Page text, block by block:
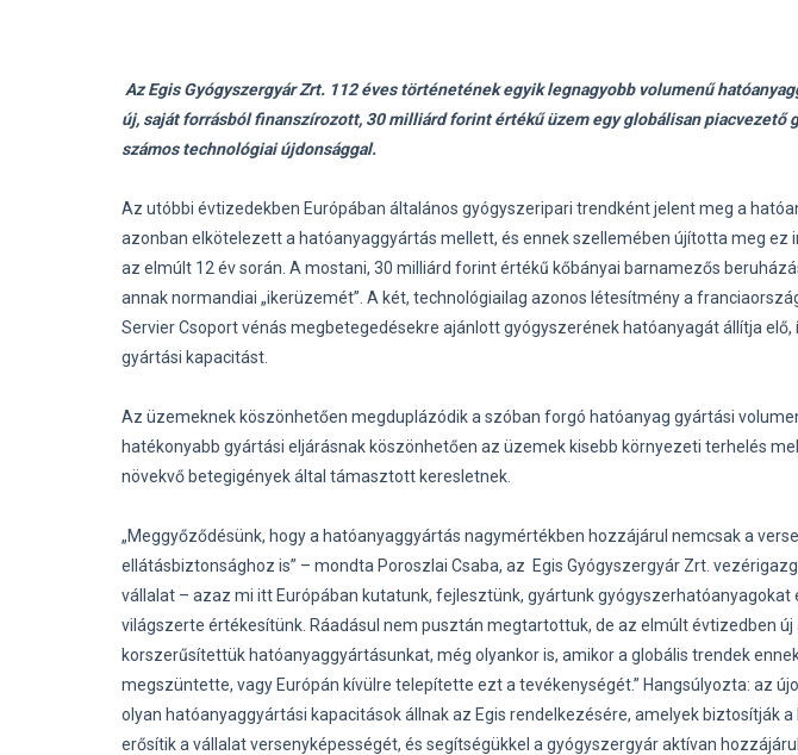
Az Egis Gyógyszergyár Zrt. 112 éves történetének egyik legnagyobb volumenű
új, saját forrásbólfinanszírozott, 30 milliárd forint értékű üzem egy globálisan piacvezető
számos technológiai újdonsággal.
Az utóbbi évtizedekben Európában általános gyógyszeripari trendként jelent meg a
azonban elkötelezett a hatóanyaggyártás mellett, és ennek szellemében újította meg ez
az elmúlt 12 év során. A mostani, 30 milliárd forint értékű kőbányai barnamezős
annak normandiai „ikerüzemét”. A két, technológiailag azonos létesítmény a
Servier Csoport vénás megbetegedésekre ajánlott gyógyszerének hatóanyagát állítja
gyártási kapacitást.
Az üzemeknek köszönhetően megduplázódik a szóban forgó hatóanyag gyártási
hatékonyabb gyártási eljárásnak köszönhetően az üzemek kisebb környezeti terhelés
növekvő betegigények által támasztott keresletnek.
„Meggyőződésünk, hogy a hatóanyaggyártás nagymértékben hozzájárul nemcsak a
ellátásbiztonsághoz is” – mondta Poroszlai Csaba, az Egis Gyógyszergyár Zrt.
vállalat – azaz mi itt Európában kutatunk, fejlesztünk, gyártunk
világszerte értékesítünk. Ráadásul nem pusztán megtartottuk, de az elmúlt évtizedben új
korszerűsítettük hatóanyaggyártásunkat, még olyankor is, amikor a globális trendek
megszüntette, vagy Európán kívülre telepítette ezt a tevékenységét.” Hangsúlyozta: az
olyan hatóanyaggyártási kapacitások állnak az Egis rendelkezésére, amelyek biztosítják
erősítik a vállalat versenyképességét, és segítségükkel a gyógyszergyár aktívan